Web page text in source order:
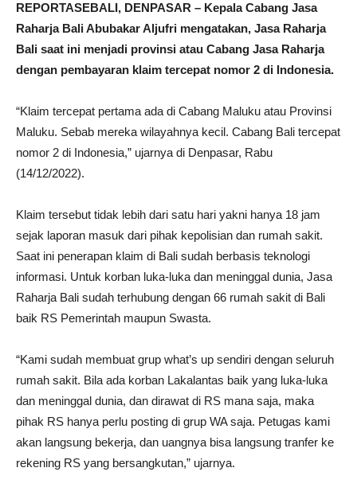
REPORTASEBALI, DENPASAR – Kepala Cabang Jasa
Raharja Bali Abubakar Aljufri mengatakan, Jasa Raharja
Bali saat ini menjadi provinsi atau Cabang Jasa Raharja
dengan pembayaran klaim tercepat nomor 2 di Indonesia.
“Klaim tercepat pertama ada di Cabang Maluku atau Provinsi
Maluku. Sebab mereka wilayahnya kecil. Cabang Bali tercepat
nomor 2 di Indonesia,” ujarnya di Denpasar, Rabu
(14/12/2022).
Klaim tersebut tidak lebih dari satu hari yakni hanya 18 jam
sejak laporan masuk dari pihak kepolisian dan rumah sakit.
Saat ini penerapan klaim di Bali sudah berbasis teknologi
informasi. Untuk korban luka-luka dan meninggal dunia, Jasa
Raharja Bali sudah terhubung dengan 66 rumah sakit di Bali
baik RS Pemerintah maupun Swasta.
“Kami sudah membuat grup what’s up sendiri dengan seluruh
rumah sakit. Bila ada korban Lakalantas baik yang luka-luka
dan meninggal dunia, dan dirawat di RS mana saja, maka
pihak RS hanya perlu posting di grup WA saja. Petugas kami
akan langsung bekerja, dan uangnya bisa langsung tranfer ke
rekening RS yang bersangkutan,” ujarnya.